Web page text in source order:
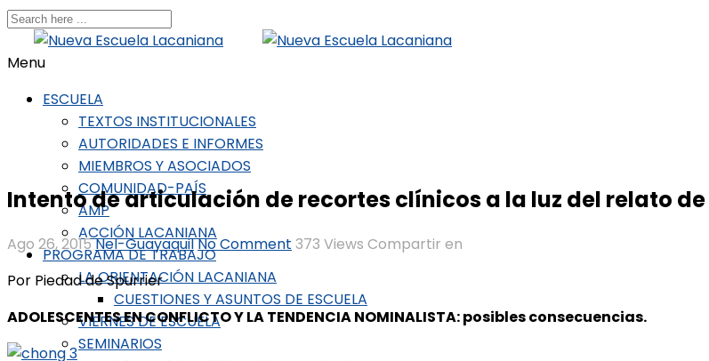
Menu
ESCUELA
TEXTOS INSTITUCIONALES
AUTORIDADES E INFORMES
MIEMBROS Y ASOCIADOS
COMUNIDAD-PAÍS
AMP
ACCIÓN LACANIANA
PROGRAMA DE TRABAJO
LA ORIENTACIÓN LACANIANA
CUESTIONES Y ASUNTOS DE ESCUELA
VIERNES DE ESCUELA
SEMINARIOS
Intento de articulación de recortes clínicos a la luz del relato de
Ago 26, 2015Nel-GuayaquilNo Comment 373 Views Compartir en
Por Piedad de Spurrier
ADOLESCENTES EN CONFLICTO Y LA TENDENCIA NOMINALISTA: posibles consecuencias.